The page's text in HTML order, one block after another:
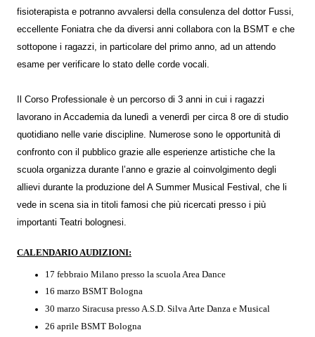
fisioterapista e potranno avvalersi della consulenza del dottor Fussi,
eccellente Foniatra che da diversi anni collabora con la BSMT e che
sottopone i ragazzi, in particolare del primo anno, ad un attendo
esame per verificare lo stato delle corde vocali.
Il Corso Professionale è un percorso di 3 anni in cui i ragazzi
lavorano in Accademia da lunedì a venerdì per circa 8 ore di studio
quotidiano nelle varie discipline. Numerose sono le opportunità di
confronto con il pubblico grazie alle esperienze artistiche che la
scuola organizza durante l’anno e grazie al coinvolgimento degli
allievi durante la produzione del A Summer Musical Festival, che li
vede in scena sia in titoli famosi che più ricercati presso i più
importanti Teatri bolognesi.
CALENDARIO AUDIZIONI:
17 febbraio Milano presso la scuola Area Dance
16 marzo BSMT Bologna
30 marzo Siracusa presso A.S.D. Silva Arte Danza e Musical
26 aprile BSMT Bologna